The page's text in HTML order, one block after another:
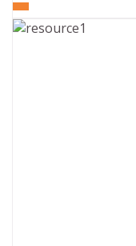
droits. Face à
Tour de France